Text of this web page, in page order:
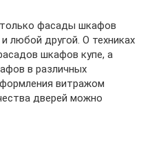
фасады шкафов
любой другой. О техниках
шкафов купе, а
в различных
витражом
дверей можно